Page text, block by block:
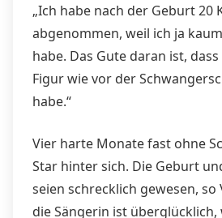
„Ich habe nach der Geburt 20
abgenommen, weil ich ja
habe. Das Gute daran ist,
Figur wie vor der
habe.“
Vier harte Monate fast ohne
Star hinter sich. Die Geburt
seien schrecklich gewesen, so
die Sängerin ist überglücklich,